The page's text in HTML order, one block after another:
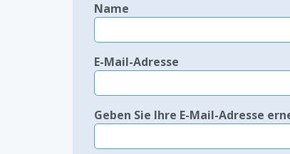
Name
E-Mail-Adresse
Geben Sie Ihre E-Mail-Adresse